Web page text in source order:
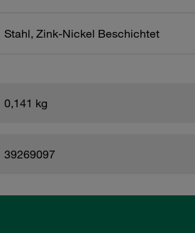
Stahl, Zink-Nickel Beschichtet
0,141 kg
39269097